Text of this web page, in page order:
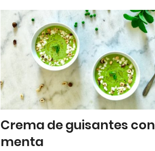
Crema de guisantes con
menta